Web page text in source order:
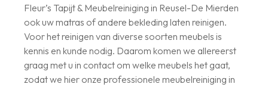
Fleur’s Tapijt & Meubelreiniging in Reusel-De Mierden
ook uw matras of andere bekleding laten reinigen.
Voor het reinigen van diverse soorten meubels is
kennis en kunde nodig. Daarom komen we allereerst
graag met u in contact om welke meubels het gaat,
zodat we hier onze professionele meubelreiniging in